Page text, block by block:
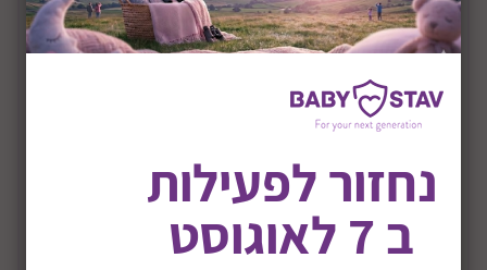
מגלשת שלג כולל דמות מסדרת חקירות חיתיות
דגם Detective Kit & Sam Multi Terrain Motor
- Snow
דמות פעולה מדויקות בעיצוב נאמן למקור
פרטים ריאליסטיים ואיכות גבוהה במיוחד
מושלם למשחק דמיון, לשחזור משימות מהסדרה או לאיסוף
מתאים לילדים חובבי חידות, בלשות והרפתקאות
נחזור לפעילות
ב 7 לאוגוסט